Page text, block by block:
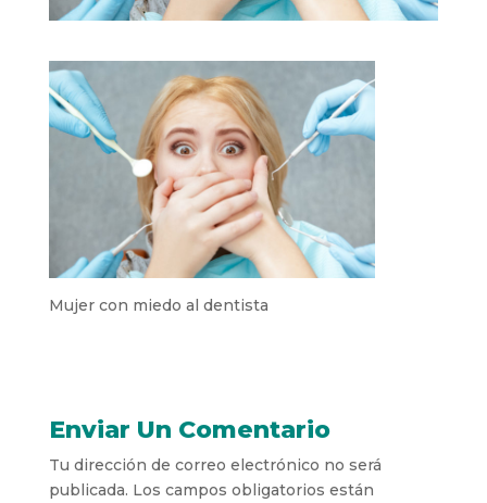
Mujer con miedo al dentista
Enviar Un Comentario
Tu dirección de correo electrónico no será
publicada. Los campos obligatorios están